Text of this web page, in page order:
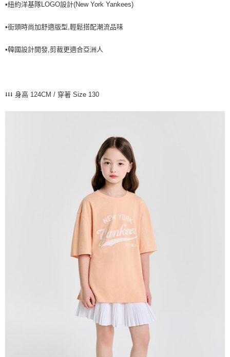
每筆NT$60，滿NT$499(含以上)免運費
宅配滿699免運
•紐約洋基隊LOGO設計(New York Yankees)
•街頭時尚加舒適版型,輕鬆搭配潮流品味
•韓國設計開發,剪裁更適合亞洲人
⭣⭣⭣ 身高 124CM / 穿著 Size 130